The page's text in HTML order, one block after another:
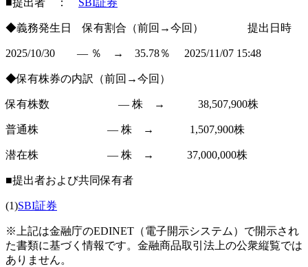
■提出者 ： SBI証券
◆義務発生日 保有割合（前回→今回） 提出日時
2025/10/30 ― ％ → 35.78％ 2025/11/07 15:48
◆保有株券の内訳（前回→今回）
保有株数 ― 株 → 38,507,900株
普通株 ― 株 → 1,507,900株
潜在株 ― 株 → 37,000,000株
■提出者および共同保有者
(1)SBI証券
※上記は金融庁のEDINET（電子開示システム）で開示され
た書類に基づく情報です。金融商品取引法上の公衆縦覧では
ありません。